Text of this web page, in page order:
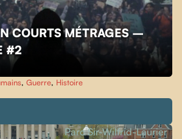
COURTS MÉTRAGES –
#2
, Guerre, Histoire
Parc Sir-Wilfrid-Laurier